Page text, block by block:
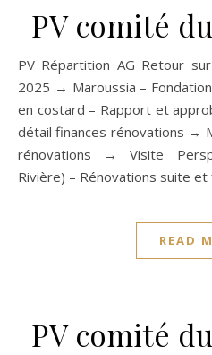
PV comité
PV Répartition AG Retour sur 2025 – Rapport d’activité
2025 → Maroussia –
en costard – Rapport et
détail finances rénovations →
rénovations → Visite
Rivière) – Rénovations suite
READ
PV comité